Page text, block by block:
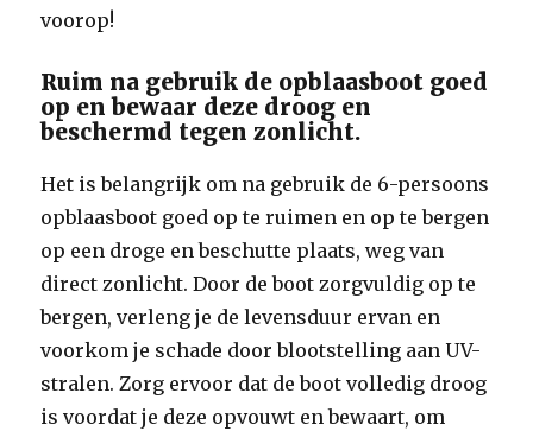
voorop!
Ruim na gebruik de opblaasboot goed
op en bewaar deze droog en
beschermd tegen zonlicht.
Het is belangrijk om na gebruik de 6-persoons
opblaasboot goed op te ruimen en op te bergen
op een droge en beschutte plaats, weg van
direct zonlicht. Door de boot zorgvuldig op te
bergen, verleng je de levensduur ervan en
voorkom je schade door blootstelling aan UV-
stralen. Zorg ervoor dat de boot volledig droog
is voordat je deze opvouwt en bewaart, om